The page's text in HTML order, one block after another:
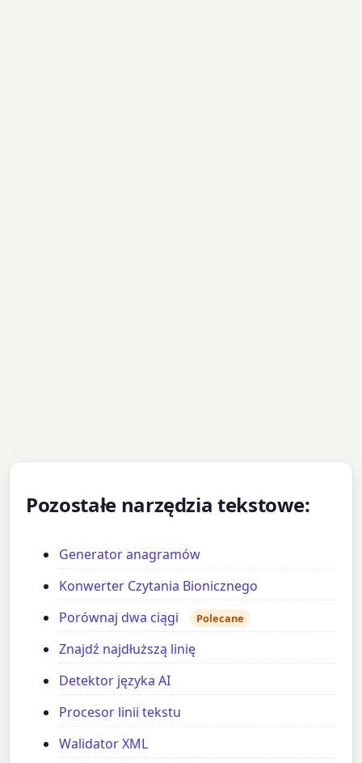
Pozostałe narzędzia tekstowe:
Generator anagramów
Konwerter Czytania Bionicznego
Porównaj dwa ciągi
Polecane
Znajdź najdłuższą linię
Detektor języka AI
Procesor linii tekstu
Walidator XML